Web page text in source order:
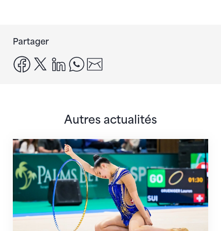
Partager
facebook
x linkedinwhatsapp
Autres actualités
Prochaine étape : les Championnats du monde